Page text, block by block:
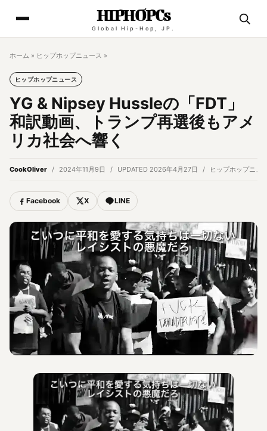
HIPHOPCs
Global Hip-Hop, JP.
ホーム » ヒップホップニュース »
ヒップホップニュース
YG & Nipsey Hussleの「FDT」
和訳動画、トランプ再選後もアメ
リカ社会へ響く
CookOliver 2024年11月9日 UPDATED 2026年4月27日 ヒップホップニュ
Facebook X LINE